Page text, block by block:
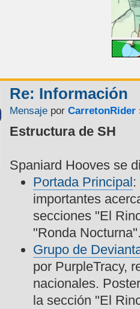
Re: Información
Mensaje porCarretonRider
Estructura de SH
Spaniard Hooves se
Portada Principal
importantes
secciones "El
"Ronda
Grupo de
por PurpleTracy,
nacionales.
la sección "El